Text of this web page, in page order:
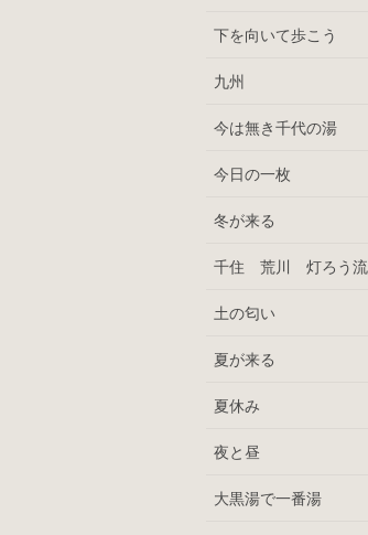
下を向いて歩こう
九州
今は無き千代の湯
今日の一枚
冬が来る
千住 荒川 灯ろう流
土の匂い
夏が来る
夏休み
夜と昼
大黒湯で一番湯